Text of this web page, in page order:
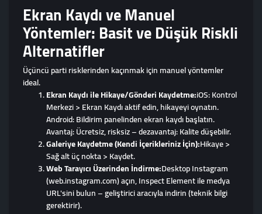
Ekran Kaydı ve Manuel
Yöntemler: Basit ve Düşük Riskli
Alternatifler
Üçüncü parti risklerinden kaçınmak için manuel yöntemler
ideal.
Ekran Kaydı ile Hikaye/Gönderi Kaydetme:iOS: Kontrol
Merkezi > Ekran Kaydı aktif edin, hikayeyi oynatın.
Android: Bildirim panelinden ekran kaydı başlatın.
Avantaj: Ücretsiz, risksiz – dezavantaj: Kalite düşebilir.
Galeriye Kaydetme (Kendi İçerikleriniz İçin):Hikaye >
Sağ alt üç nokta > Kaydet.
Web Tarayıcı Üzerinden İndirme:Desktop Instagram
(web.instagram.com) açın, Inspect Element ile medya
URL'sini bulun – geliştirici aracıyla indirin (teknik bilgi
gerektirir).